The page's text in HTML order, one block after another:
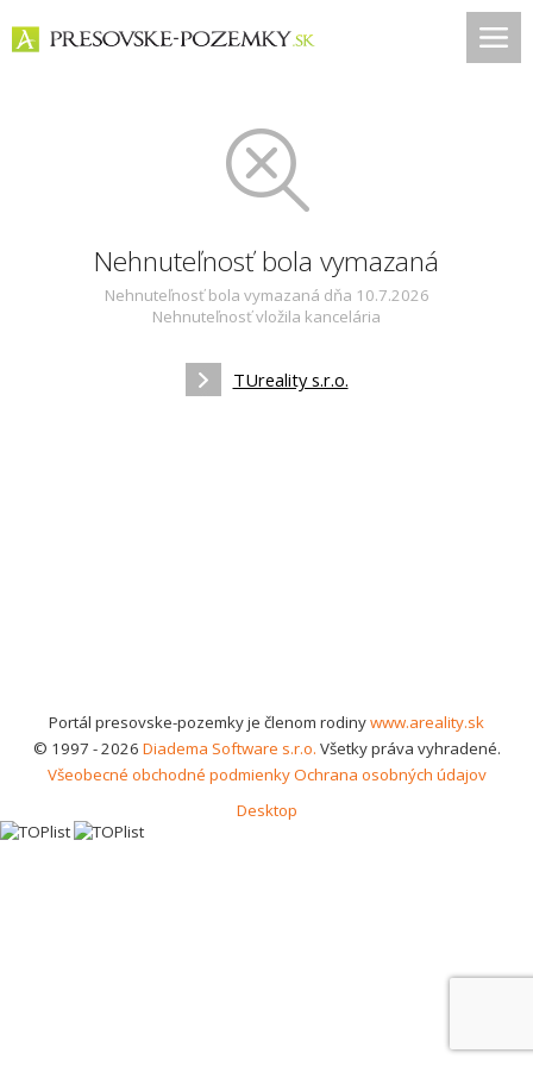
Nehnuteľnosť bola vymazaná
Nehnuteľnosť bola vymazaná dňa 10.7.2026
Nehnuteľnosť vložila kancelária
TUreality s.r.o.
Portál presovske-pozemky je členom rodinywww.areality.sk
© 1997 - 2026 Diadema Software s.r.o. Všetky práva vyhradené.
Všeobecné obchodné podmienkyOchrana osobných údajov
Desktop